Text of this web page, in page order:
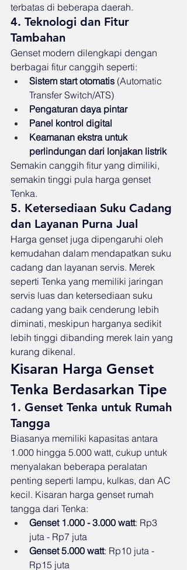
terbatas di beberapa daerah.
4. Teknologi dan Fitur
Tambahan
Genset modern dilengkapi dengan
berbagai fitur canggih seperti:
Sistem start otomatis (Automatic
Transfer Switch/ATS)
Pengaturan daya pintar
Panel kontrol digital
Keamanan ekstra untuk
perlindungan dari lonjakan listrik
Semakin canggih fitur yang dimiliki,
semakin tinggi pula harga genset
Tenka.
5. Ketersediaan Suku Cadang
dan Layanan Purna Jual
Harga genset juga dipengaruhi oleh
kemudahan dalam mendapatkan suku
cadang dan layanan servis. Merek
seperti Tenka yang memiliki jaringan
servis luas dan ketersediaan suku
cadang yang baik cenderung lebih
diminati, meskipun harganya sedikit
lebih tinggi dibanding merek lain yang
kurang dikenal.
Kisaran Harga Genset
Tenka Berdasarkan Tipe
1. Genset Tenka untuk Rumah
Tangga
Biasanya memiliki kapasitas antara
1.000 hingga 5.000 watt, cukup untuk
menyalakan beberapa peralatan
penting seperti lampu, kulkas, dan AC
kecil. Kisaran harga genset rumah
tangga dari Tenka:
Genset 1.000 - 3.000 watt: Rp3
juta - Rp7 juta
Genset 5.000 watt: Rp10 juta -
Rp15 juta